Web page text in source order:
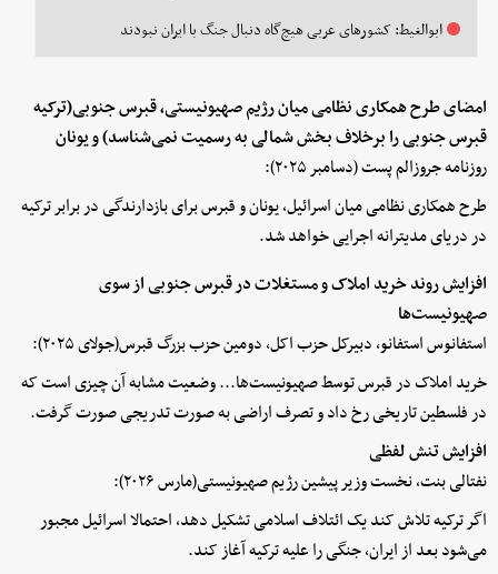
ابوالغیط: کشورهای عربی هیچ‌گاه دنبال جنگ با ایران نبودند
امضای طرح همکاری نظامی میان رژیم صهیونیستی، قبرس جنوبی(ترکیه
قبرس جنوبی را برخلاف بخش شمالی به رسمیت نمی‌شناسد) و یونان
روزنامه جروزالم پست (دسامبر ۲۰۲۵):
طرح همکاری نظامی میان اسرائیل، یونان و قبرس برای بازدارندگی در برابر ترکیه
در دریای مدیترانه اجرایی خواهد شد.
افزایش روند خرید املاک و مستغلات در قبرس جنوبی از سوی
صهیونیست‌ها
استفانوس استفانو، دبیرکل حزب اکل، دومین حزب بزرگ قبرس(جولای ۲۰۲۵):
خرید املاک در قبرس توسط صهیونیست‌ها... وضعیت مشابه آن چیزی است که
در فلسطین تاریخی رخ داد و تصرف اراضی به صورت تدریجی صورت گرفت.
افزایش تنش لفظی
نفتالی بنت، نخست وزیر پیشین رژیم صهیونیستی(مارس ۲۰۲۶):‌
اگر ترکیه تلاش کند یک ائتلاف اسلامی تشکیل دهد، احتمالا اسرائیل مجبور
می‌شود بعد از ایران، جنگی را علیه ترکیه آغاز کند.